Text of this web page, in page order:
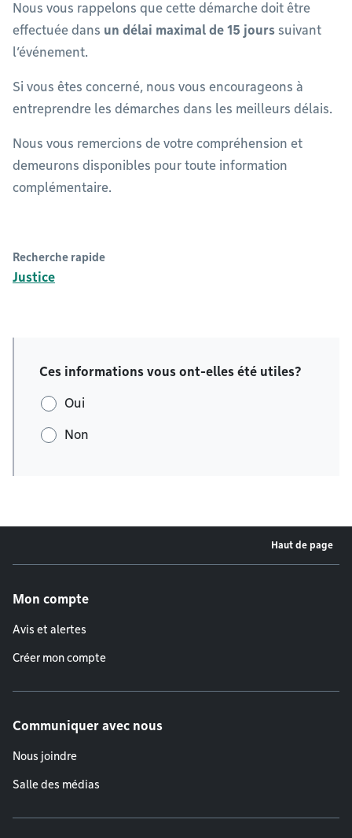
Nous vous rappelons que cette démarche doit être
effectuée dans un délai maximal de 15 jours suivant
l’événement.
Si vous êtes concerné, nous vous encourageons à
entreprendre les démarches dans les meilleurs délais.
Nous vous remercions de votre compréhension et
demeurons disponibles pour toute information
complémentaire.
Recherche rapide
Justice
Ces informations vous ont-elles été utiles?
Oui
Non
Haut de page
Mon compte
Avis et alertes
Créer mon compte
Communiquer avec nous
Nous joindre
Salle des médias